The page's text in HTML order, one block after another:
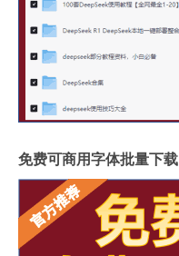
免费可商用字体批量下载